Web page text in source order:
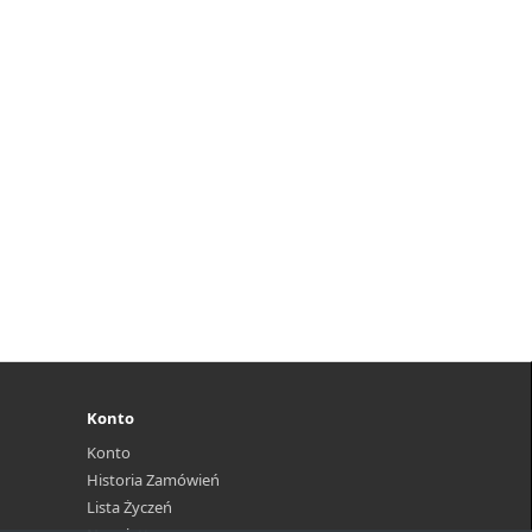
Konto
Konto
Historia Zamówień
Lista Życzeń